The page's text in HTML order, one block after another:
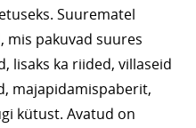
Suurematel
mis pakuvad suures
lisaks ka riided, villaseid
majapidamispaberit,
kütust. Avatud on